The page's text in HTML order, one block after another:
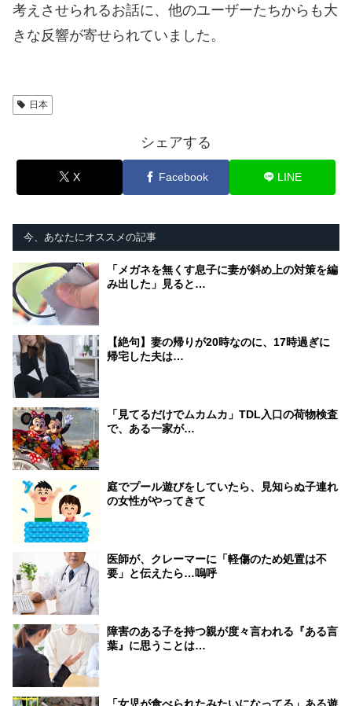
考えさせられるお話に、他のユーザーたちからも大
きな反響が寄せられていました。
日本
シェアする
X Facebook LINE
今、あなたにオススメの記事
「メガネを無くす息子に妻が斜め上の対策を編
み出した」見ると…
【絶句】妻の帰りが20時なのに、17時過ぎに
帰宅した夫は…
「見てるだけでムカムカ」TDL入口の荷物検査
で、ある一家が…
庭でプール遊びをしていたら、見知らぬ子連れ
の女性がやってきて
医師が、クレーマーに「軽傷のため処置は不
要」と伝えたら…嗚呼
障害のある子を持つ親が度々言われる『ある言
葉』に思うことは…
「女児が食べられたみたいになってる」ある遊